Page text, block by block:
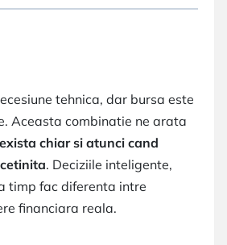
tehnica, dar bursa este
Aceasta combinatie ne arata
chiar si atunci cand
. Deciziile inteligente,
timp fac diferenta intre
financiara reala.